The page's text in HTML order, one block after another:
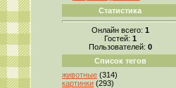
Статистика
Онлайн всего: 1
Гостей: 1
Пользователей: 0
Список тегов
животные (314)
картинки (293)